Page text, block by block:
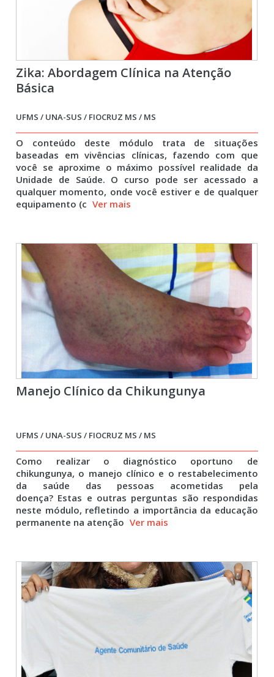
Zika: Abordagem Clínica na Atenção
Básica
UFMS / UNA-SUS / FIOCRUZ MS / MS
O conteúdo deste módulo trata de situações
baseadas em vivências clínicas, fazendo com que
você se aproxime o máximo possível realidade da
Unidade de Saúde. O curso pode ser acessado a
qualquer momento, onde você estiver e de qualquer
equipamento (c Ver mais
Manejo Clínico da Chikungunya
UFMS / UNA-SUS / FIOCRUZ MS / MS
Como realizar o diagnóstico oportuno de
chikungunya, o manejo clínico e o restabelecimento
da saúde das pessoas acometidas pela
doença? Estas e outras perguntas são respondidas
neste módulo, refletindo a importância da educação
permanente na atenção Ver mais